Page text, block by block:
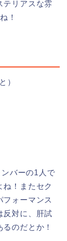
テリアスな雰
！
）
バーの1人で
！またセク
フォーマンス
反対に、肝試
のだとか！